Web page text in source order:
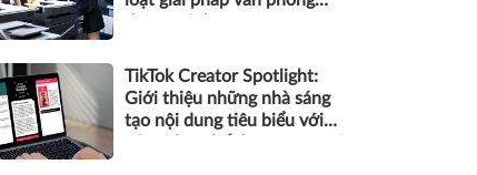
TikTok Creator Spotlight:
Giới thiệu những nhà sáng
tạo nội dung tiêu biểu với